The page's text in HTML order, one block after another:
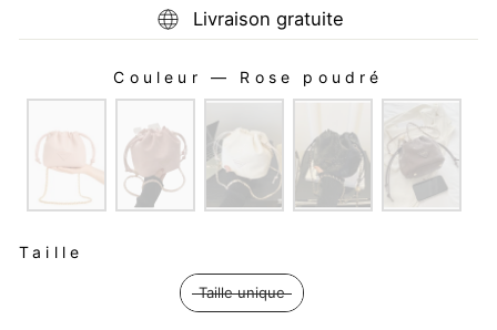
Livraison gratuite
Couleur — Rose poudré
COULEUR
TAILLE
Taille
Taille unique